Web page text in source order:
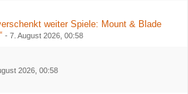
weiter Spiele: Mount & Blade
- 7. August 2026, 00:58
2026, 00:58